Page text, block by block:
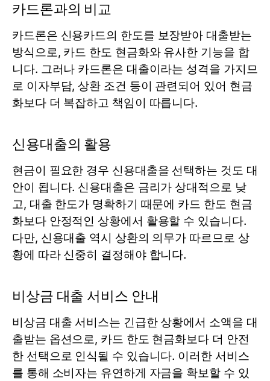
카드론과의 비교
카드론은 신용카드의 한도를 보장받아 대출받는
방식으로, 카드 한도 현금화와 유사한 기능을 합
니다. 그러나 카드론은 대출이라는 성격을 가지므
로 이자부담, 상환 조건 등이 관련되어 있어 현금
화보다 더 복잡하고 책임이 따릅니다.
신용대출의 활용
현금이 필요한 경우 신용대출을 선택하는 것도 대
안이 됩니다. 신용대출은 금리가 상대적으로 낮
고, 대출 한도가 명확하기 때문에 카드 한도 현금
화보다 안정적인 상황에서 활용할 수 있습니다.
다만, 신용대출 역시 상환의 의무가 따르므로 상
황에 따라 신중히 결정해야 합니다.
비상금 대출 서비스 안내
비상금 대출 서비스는 긴급한 상황에서 소액을 대
출받는 옵션으로, 카드 한도 현금화보다 더 안전
한 선택으로 인식될 수 있습니다. 이러한 서비스
를 통해 소비자는 유연하게 자금을 확보할 수 있